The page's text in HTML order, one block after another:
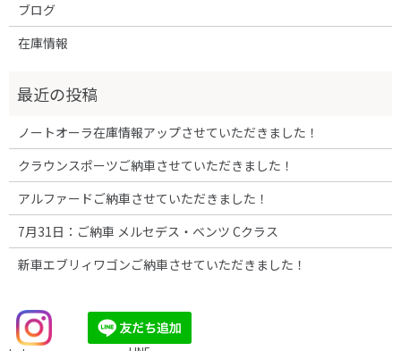
ブログ
在庫情報
ノートオーラ在庫情報アップさせていただきました！
クラウンスポーツご納車させていただきました！
アルファードご納車させていただきました！
7月31日：ご納車 メルセデス・ベンツ Cクラス
新車エブリィワゴンご納車させていただきました！